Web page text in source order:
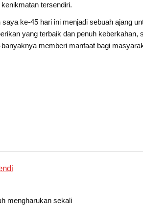
tersendiri.
ke-45 hari ini menjadi sebuah ajang
yang terbaik dan penuh keberkahan,
memberi manfaat bagi
mengharukan sekali